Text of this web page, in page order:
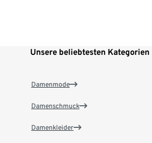
Unsere beliebtesten Kategorien
Damenmode
Damenschmuck
Damenkleider